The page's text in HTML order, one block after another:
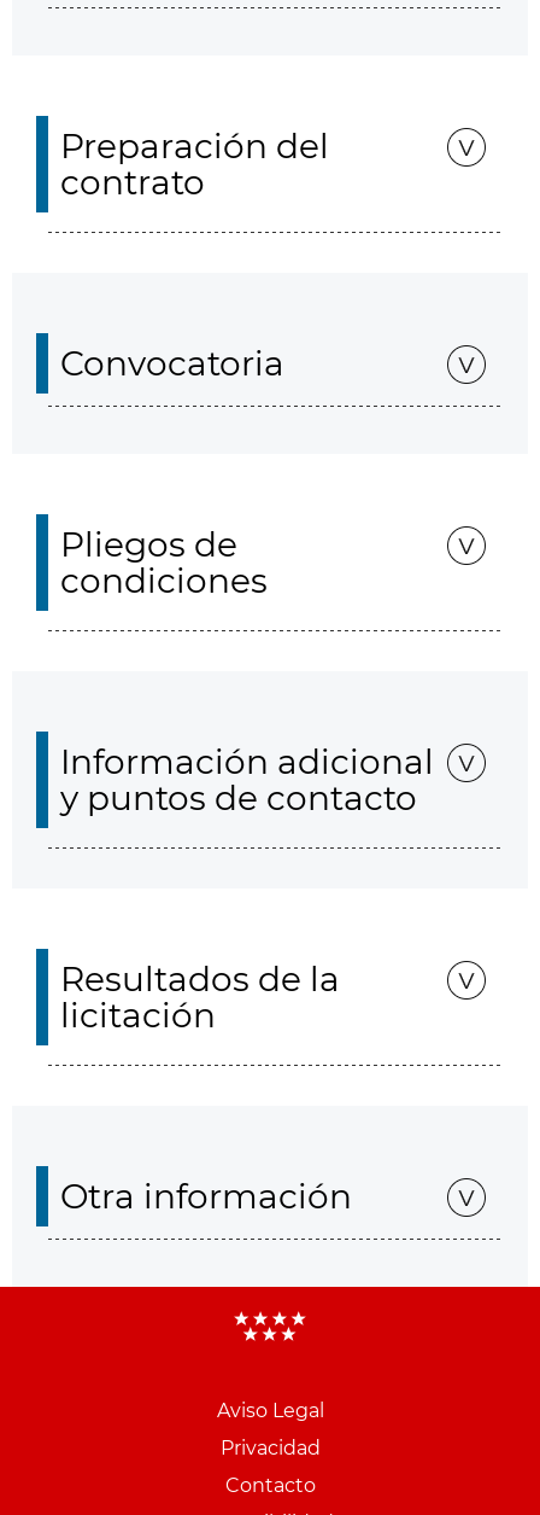
Preparación del
contrato
Convocatoria
Pliegos de
condiciones
Información adicional
y puntos de contacto
Resultados de la
licitación
Otra información
Aviso Legal
Privacidad
Contacto